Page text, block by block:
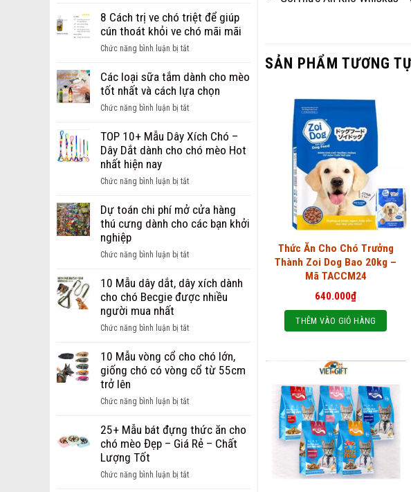
ghẻ
từ
nhẹ
nặng
thiệu
địa
bán
bán
buôn
phụ
cho
chó
tín
8 Cách trị ve chó triệt để giúp
cún thoát khỏi ve chó mãi mãi
Chức năng bình luận bị tắtở
Cách
trị
chó
để
giúp
thoát
ve
chó
Các loại sữa tắm dành cho mèo
tốt nhất và cách lựa chọn
Chức năng bình luận bị tắtở
loại
sữa
cho
tốt
nhất
cách
chọn
TOP 10+ Mẫu Dây Xích Chó –
Dây Dắt dành cho chó mèo Hot
nhất hiện nay
Chức năng bình luận bị tắtở
10+
Mẫu
Chó
Dây
Dắt
cho
Hot
nhất
nay
Dự toán chi phí mở cửa hàng
thú cưng dành cho các bạn khởi
nghiệp
Chức năng bình luận bị tắtở
toán
chi
cửa
thú
cưng
cho
bạn
khởi
nghiệp
10 Mẫu dây dắt, dây xích dành
cho chó Becgie được nhiều
người mua nhất
Chức năng bình luận bị tắtở
Mẫu
dây
xích
cho
chó
được
10 Mẫu vòng cổ cho chó lớn,
giống chó có vòng cổ từ 55cm
trở lên
Chức năng bình luận bị tắtở
Mẫu
vòng
chó
25+ Mẫu bát đựng thức ăn cho
chó mèo Đẹp – Giá Rẻ – Chất
Lượng Tốt
Chức năng bình luận bị tắtở
SẢN PHẨM TƯƠNG
Thức Ăn Cho Chó Trưởng
Thành Zoi Dog Bao 20kg –
Mã TACCM24
640.000₫
THÊM VÀO GIỎ HÀNG